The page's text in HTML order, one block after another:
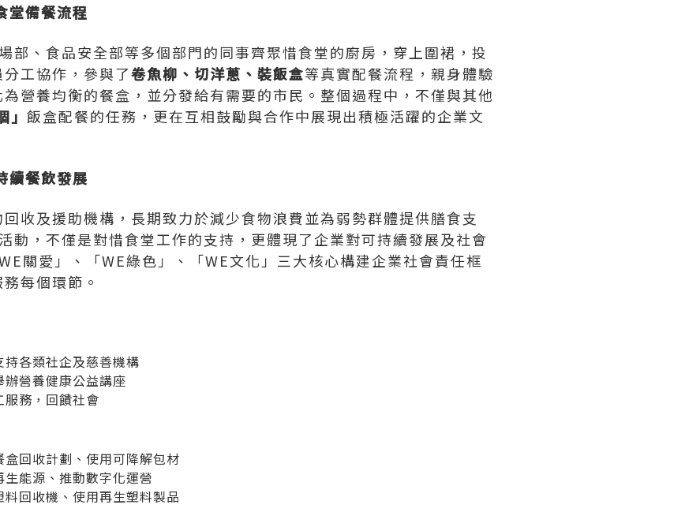
堂備餐流程
部、食品安全部等多個部門的同事齊聚惜食堂的廚房，穿上圍裙，投
工協作，參與了卷魚柳、切洋蔥、裝飯盒等真實配餐流程，親身體驗
營養均衡的餐盒，並分發給有需要的市民。整個過程中，不僅與其他
飯盒配餐的任務，更在互相鼓勵與合作中展現出積極活躍的企業文
續餐飲發展
收及援助機構，長期致力於減少食物浪費並為弱勢群體提供膳食支
動，不僅是對惜食堂工作的支持，更體現了企業對可持續發展及社會
關愛」、「WE綠色」、「WE文化」三大核心構建企業社會責任框
每個環節。
各類社企及慈善機構
營養健康公益講座
服務，回饋社會
回收計劃、使用可降解包材
能源、推動數字化運營
回收機、使用再生塑料製品